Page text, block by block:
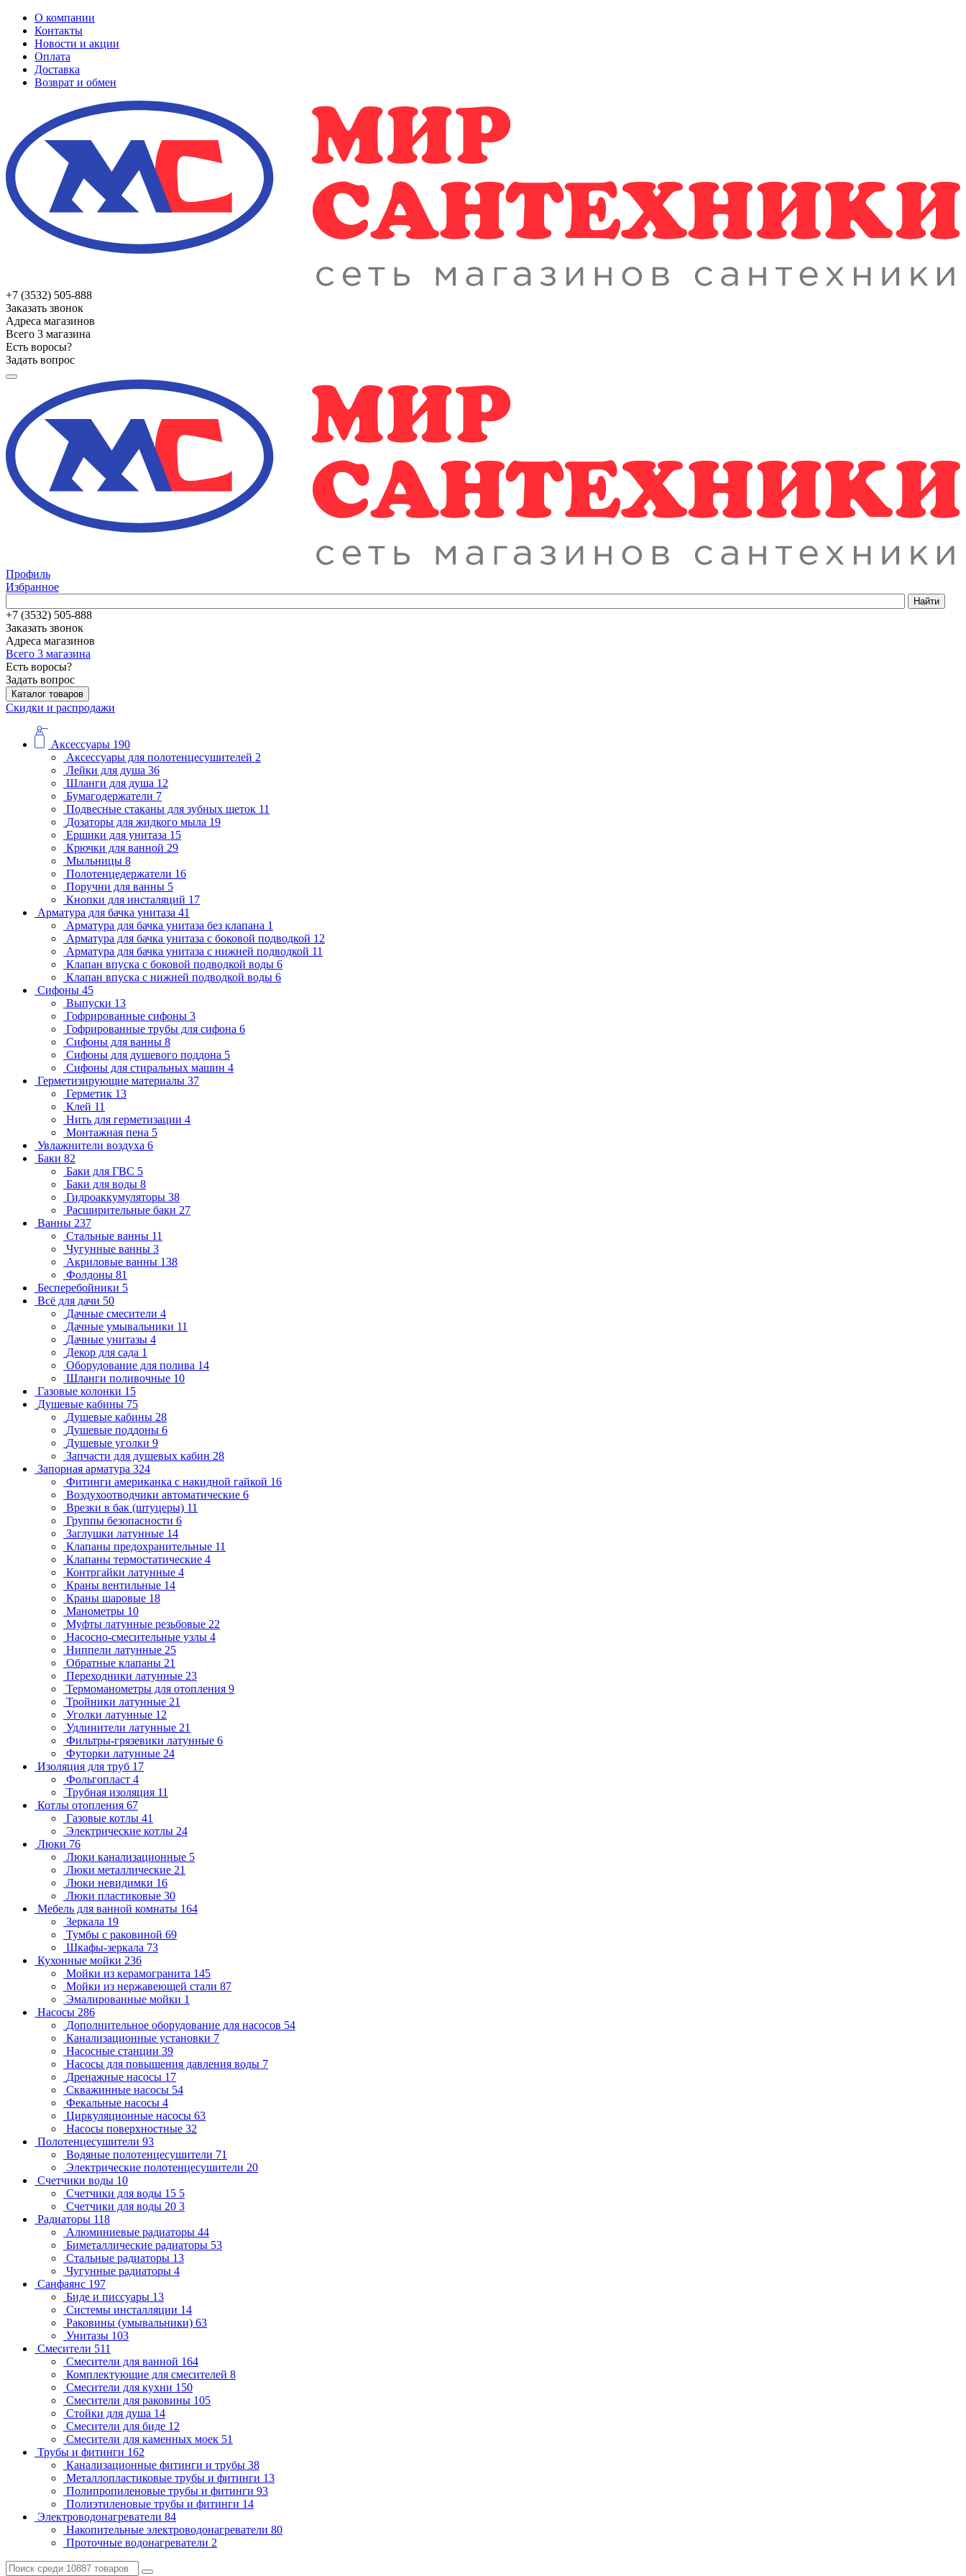
О компании
Контакты
Новости и акции
Оплата
Доставка
Возврат и обмен
+7 (3532) 505-888
Заказать звонок
Адреса магазинов
Всего 3 магазина
Есть воросы?
Задать вопрос
Профиль
Избранное
Найти
+7 (3532) 505-888
Заказать звонок
Адреса магазинов
Всего 3 магазина
Есть воросы?
Задать вопрос
Каталог товаров
Скидки и распродажи
Аксессуары 190
Аксессуары для полотенцесушителей 2
Лейки для душа 36
Шланги для душа 12
Бумагодержатели 7
Подвесные стаканы для зубных щеток 11
Дозаторы для жидкого мыла 19
Ершики для унитаза 15
Крючки для ванной 29
Мыльницы 8
Полотенцедержатели 16
Поручни для ванны 5
Кнопки для инсталяций 17
Арматура для бачка унитаза 41
Арматура для бачка унитаза без клапана 1
Арматура для бачка унитаза с боковой подводкой 12
Арматура для бачка унитаза с нижней подводкой 11
Клапан впуска с боковой подводкой воды 6
Клапан впуска с нижней подводкой воды 6
Сифоны 45
Выпуски 13
Гофрированные сифоны 3
Гофрированные трубы для сифона 6
Сифоны для ванны 8
Сифоны для душевого поддона 5
Сифоны для стиральных машин 4
Герметизирующие материалы 37
Герметик 13
Клей 11
Нить для герметизации 4
Монтажная пена 5
Увлажнители воздуха 6
Баки 82
Баки для ГВС 5
Баки для воды 8
Гидроаккумуляторы 38
Расширительные баки 27
Ванны 237
Стальные ванны 11
Чугунные ванны 3
Акриловые ванны 138
Фолдоны 81
Бесперебойники 5
Всё для дачи 50
Дачные смесители 4
Дачные умывальники 11
Дачные унитазы 4
Декор для сада 1
Оборудование для полива 14
Шланги поливочные 10
Газовые колонки 15
Душевые кабины 75
Душевые кабины 28
Душевые поддоны 6
Душевые уголки 9
Запчасти для душевых кабин 28
Запорная арматура 324
Фитинги американка с накидной гайкой 16
Воздухоотводчики автоматические 6
Врезки в бак (штуцеры) 11
Группы безопасности 6
Заглушки латунные 14
Клапаны предохранительные 11
Клапаны термостатические 4
Контргайки латунные 4
Краны вентильные 14
Краны шаровые 18
Манометры 10
Муфты латунные резьбовые 22
Насосно-смесительные узлы 4
Ниппели латунные 25
Обратные клапаны 21
Переходники латунные 23
Термоманометры для отопления 9
Тройники латунные 21
Уголки латунные 12
Удлинители латунные 21
Фильтры-грязевики латунные 6
Футорки латунные 24
Изоляция для труб 17
Фольгопласт 4
Трубная изоляция 11
Котлы отопления 67
Газовые котлы 41
Электрические котлы 24
Люки 76
Люки канализационные 5
Люки металлические 21
Люки невидимки 16
Люки пластиковые 30
Мебель для ванной комнаты 164
Зеркала 19
Тумбы с раковиной 69
Шкафы-зеркала 73
Кухонные мойки 236
Мойки из керамогранита 145
Мойки из нержавеющей стали 87
Эмалированные мойки 1
Насосы 286
Дополнительное оборудование для насосов 54
Канализационные установки 7
Насосные станции 39
Насосы для повышения давления воды 7
Дренажные насосы 17
Скважинные насосы 54
Фекальные насосы 4
Циркуляционные насосы 63
Насосы поверхностные 32
Полотенцесушители 93
Водяные полотенцесушители 71
Электрические полотенцесушители 20
Счетчики воды 10
Счетчики для воды 15 5
Счетчики для воды 20 3
Радиаторы 118
Алюминиевые радиаторы 44
Биметаллические радиаторы 53
Стальные радиаторы 13
Чугунные радиаторы 4
Санфаянс 197
Биде и писсуары 13
Системы инсталляции 14
Раковины (умывальники) 63
Унитазы 103
Смесители 511
Смесители для ванной 164
Комплектующие для смесителей 8
Смесители для кухни 150
Смесители для раковины 105
Стойки для душа 14
Смесители для биде 12
Смесители для каменных моек 51
Трубы и фитинги 162
Канализационные фитинги и трубы 38
Металлопластиковые трубы и фитинги 13
Полипропиленовые трубы и фитинги 93
Полиэтиленовые трубы и фитинги 14
Электроводонагреватели 84
Накопительные электроводонагреватели 80
Проточные водонагреватели 2